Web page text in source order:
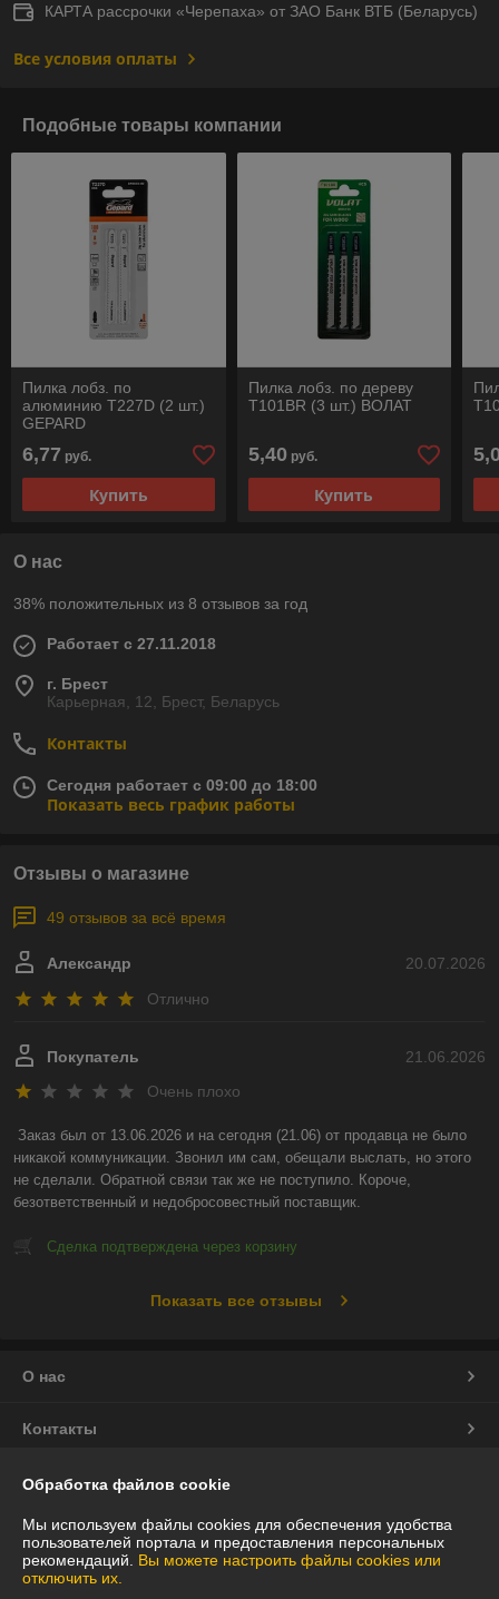
КАРТА рассрочки «Черепаха» от ЗАО Банк ВТБ (Беларусь)
Все условия оплаты
Подобные товары компании
Пилка лобз. по
алюминию T227D (2 шт.)
GEPARD
6,77 руб.
Купить
Пилка лобз. по дереву
T101BR (3 шт.) ВОЛАТ
5,40 руб.
Купить
О нас
38% положительных из 8 отзывов за год
Работает с 27.11.2018
г. Брест
Карьерная, 12, Брест, Беларусь
Контакты
Сегодня работает с 09:00 до 18:00
Показать весь график работы
Отзывы о магазине
49 отзывов за всё время
20.07.2026
Александр
Отлично
21.06.2026
Покупатель
Очень плохо
Заказ был от 13.06.2026 и на сегодня (21.06) от продавца не было
никакой коммуникации. Звонил им сам, обещали выслать, но этого
не сделали. Обратной связи так же не поступило. Короче,
безответственный и недобросовестный поставщик.
Сделка подтверждена через корзину
Показать все отзывы
О нас
Контакты
Доставка и оплата
График работы
Полная версия сайта
Обработка файлов cookie
Мы используем файлы cookies для обеспечения удобства
пользователей портала и предоставления персональных
рекомендаций. Вы можете настроить файлы cookies или
отключить их.